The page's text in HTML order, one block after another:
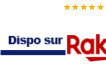
★★★★★